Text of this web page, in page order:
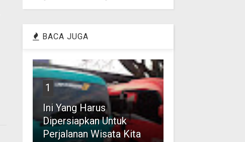
BACA JUGA
1
Ini Yang Harus
Dipersiapkan Untuk
Perjalanan Wisata Kita